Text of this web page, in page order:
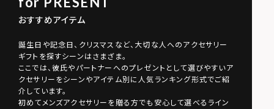
おすすめアイテム
誕生日や記念日、クリスマスなど、大切な人へのアクセサリー
ギフトを探すシーンはさまざま。
ここでは、彼氏やパートナーへのプレゼントとして選びやすいア
クセサリーをシーンやアイテム別に人気ランキング形式でご紹
介しています。
初めてメンズアクセサリーを贈る方でも安心して選べるライン